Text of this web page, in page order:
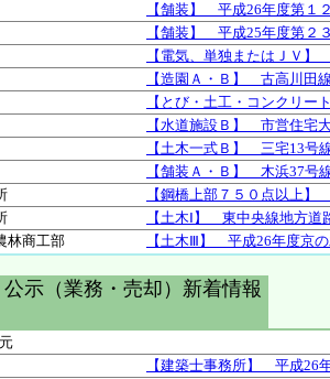
【舗装】 平成26年度第１
【舗装】 平成25年度第２
【電気、単独またはＪＶ
【造園Ａ・Ｂ】 古高川田
【とび・土工・コンクリ
【水道施設Ｂ】 市営住宅
【土木一式Ｂ】 三宅13号
【舗装Ａ・Ｂ】 木浜37号
【鋼橋上部７５０点以上
【土木Ⅰ】 東中央線地方道
林商工部
【土木Ⅲ】 平成26年度京
業務・売却）新着情報
【建築士事務所】 平成26